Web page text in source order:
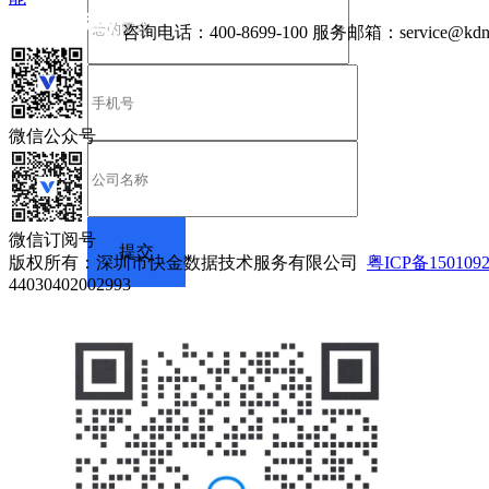
咨询电话： 400-8699-100 服务邮箱：
微信公众号
微信订阅号
版权所有：深圳市快金数据技术服务有限公司 粤ICP备
44030402002993